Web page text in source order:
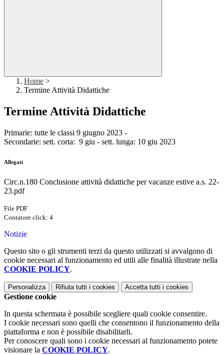
Home >
Termine Attività Didattiche
Termine Attività Didattiche
Primarie: tutte le classi 9 giugno 2023 -
Secondarie: sett. corta: 9 giu - sett. lunga: 10 giu 2023
Allegati
Circ.n.180 Conclusione attività didattiche per vacanze estive a.s. 22-
23.pdf
File PDF
Contatore click: 4
Notizie
Questo sito o gli strumenti terzi da questo utilizzati si avvalgono di
cookie necessari al funzionamento ed utili alle finalità illustrate nella
COOKIE POLICY.
Personalizza Rifiuta tutti i cookies Accetta tutti i cookies
Gestione cookie
In questa schermata è possibile scegliere quali cookie consentire.
I cookie necessari sono quelli che consentono il funzionamento della
piattaforma e non è possibile disabilitarli.
Per conoscere quali sono i cookie necessari al funzionamento potete
visionare la COOKIE POLICY.